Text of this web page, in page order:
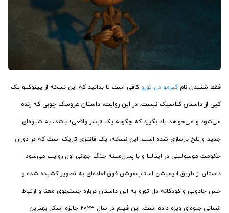
فقط شنیدن نامگیرمو دل تورو کافی است تا بدانید که این نسخه از پینوکیو یک
کپی از داستان کلاسیک نیست. در این روایت، داستان عروسک چوبی که زنده
می‌شود و می‌خواهد یاد بگیرد که چگونه یک «پسر واقعی» باشد، به شیوه‌ای
جدید و تلخ بازسازی شده است. این نسخه، یک فانتزی تاریک است که در دوران
حکومت موسولینی در ایتالیا و با پس‌زمینه جنگ جهانی اول روایت می‌شود.
داستان از طریق انیمیشن استاپ‌موشن فوق‌العاده‌ای به تصویر کشیده شده و
حس جادویی و کودکانه دل تورو به این داستان درباره جستجوی معنا و ارتباط
انسانی جلوه‌ای ویژه داده است. این فیلم در سال 2023 جایزه اسکار بهترین